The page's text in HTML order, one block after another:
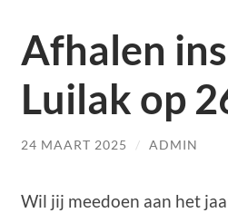
Afhalen
Luilak op
24 MAART 2025 / ADMIN
Wil jij meedoen aan het